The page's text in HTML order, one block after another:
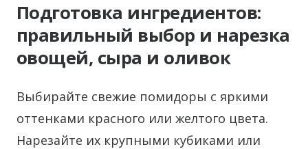
Подготовка ингредиентов:
правильный выбор и нарезка
овощей, сыра и оливок
Выбирайте свежие помидоры с яркими
оттенками красного или желтого цвета.
Нарезайте их крупными кубиками или